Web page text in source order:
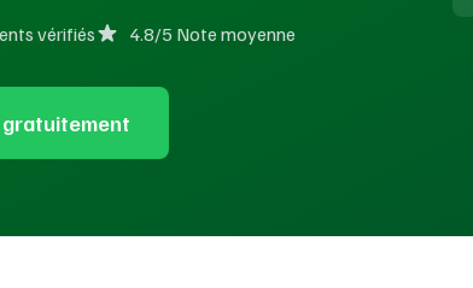
vérifiés 4.8/5 Note moyenne